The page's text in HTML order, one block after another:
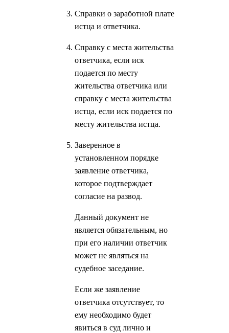
Справки о заработной плате
истца и ответчика.
Справку с места жительства
ответчика, если иск
подается по месту
жительства ответчика или
справку с места жительства
истца, если иск подается по
месту жительства истца.
Заверенное в
установленном порядке
заявление ответчика,
которое подтверждает
согласие на развод.
Данный документ не
является обязательным, но
при его наличии ответчик
может не являться на
судебное заседание.
Если же заявление
ответчика отсутствует, то
ему необходимо будет
явиться в суд лично и